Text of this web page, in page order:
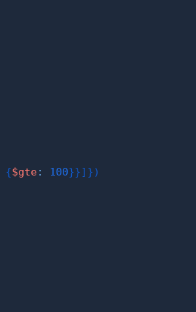
{$gte: 100}}] })